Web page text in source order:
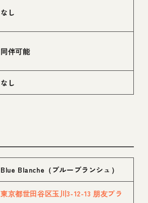
なし
同伴可能
なし
Blue Blanche（ブルーブランシュ）
東京都世田谷区玉川3-12-13 朋友プラ